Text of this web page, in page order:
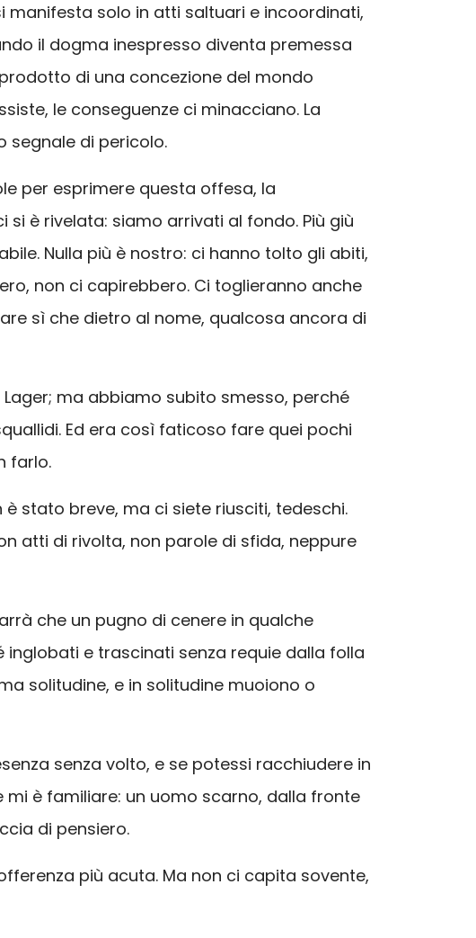
manifesta solo in atti saltuari e incoordinati,
il dogma inespresso diventa premessa
di una concezione del mondo
le conseguenze ci minacciano. La
segnale di pericolo.
per esprimere questa offesa, la
è rivelata: siamo arrivati al fondo. Più giù
Nulla più è nostro: ci hanno tolto gli abiti,
non ci capirebbero. Ci toglieranno anche
sì che dietro al nome, qualcosa ancora di
ma abbiamo subito smesso, perché
Ed era così faticoso fare quei pochi
farlo.
stato breve, ma ci siete riusciti, tedeschi.
atti di rivolta, non parole di sfida, neppure
che un pugno di cenere in qualche
e trascinati senza requie dalla folla
solitudine, e in solitudine muoiono o
senza volto, e se potessi racchiudere in
è familiare: un uomo scarno, dalla fronte
di pensiero.
più acuta. Ma non ci capita sovente,